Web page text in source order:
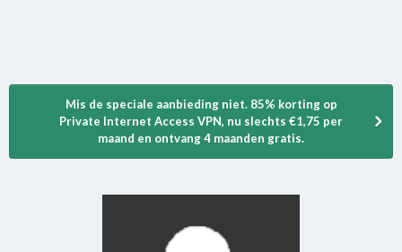
Mis de speciale aanbieding niet. 85% korting op
Private Internet Access VPN, nu slechts €1,75 per
maand en ontvang 4 maanden gratis.